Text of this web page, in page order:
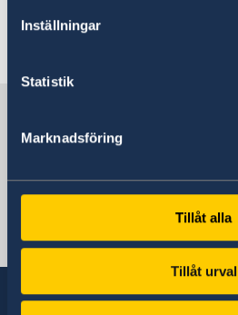
Inställningar
Statistik
Marknadsföring
Tillåt alla
Tillåt urval
SVERIGES AMBASSAD
Syrien, Damaskus